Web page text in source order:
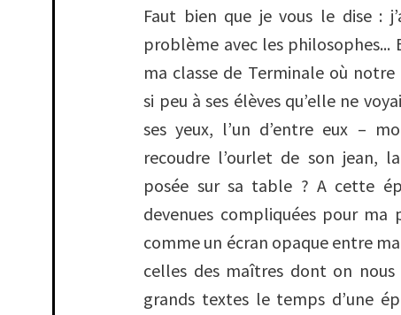
Faut bien que je vous le dise :
problème avec les
ma classe de Terminale où notre
si peu à ses élèves qu’elle ne
ses yeux, l’un d’entre eux –
recoudre l’ourlet de son jean,
posée sur sa table ? A cette
devenues compliquées pour ma
comme un écran opaque entre
celles des maîtres dont on nous
grands textes le temps d’une